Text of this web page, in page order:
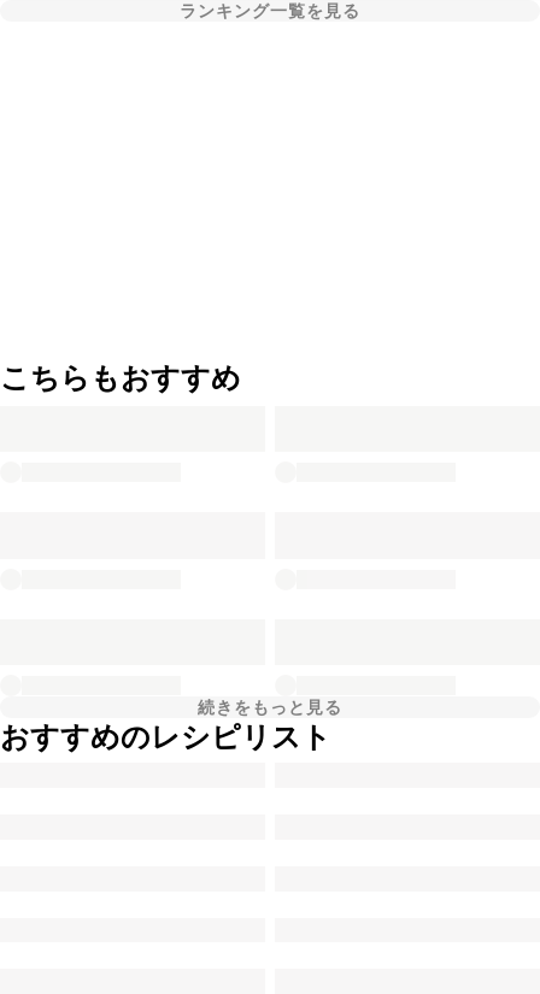
ランキング一覧を見る
こちらもおすすめ
続きをもっと見る
おすすめのレシピリスト